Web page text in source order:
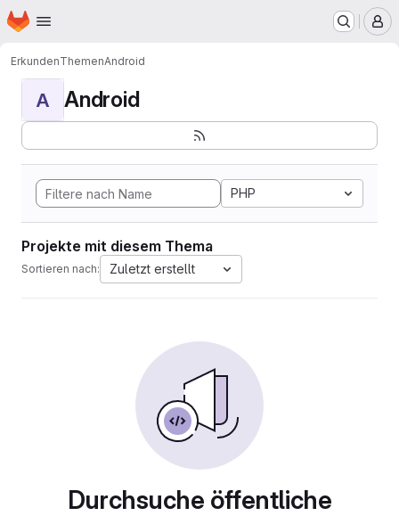
Zum Hauptinhalt springen
Startseite
ErkundenThemenAndroid
A Android
PHP
Projekte mit diesem Thema
Sortieren nach: Zuletzt erstellt
Durchsuche öffentliche